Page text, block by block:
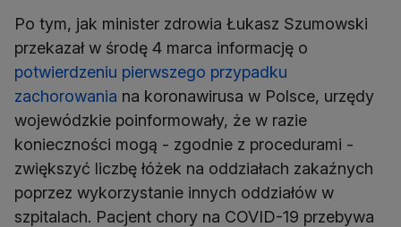
Po tym, jak minister zdrowia Łukasz Szumowski
przekazał w środę 4 marca informację o
potwierdzeniu pierwszego przypadku
zachorowania na koronawirusa w Polsce, urzędy
wojewódzkie poinformowały, że w razie
konieczności mogą - zgodnie z procedurami -
zwiększyć liczbę łóżek na oddziałach zakaźnych
poprzez wykorzystanie innych oddziałów w
szpitalach. Pacjent chory na COVID-19 przebywa